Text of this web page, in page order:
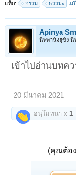
แท็ก: กรรม ธรรมะ แก้
Apinya
นิพพานังสุขัง นิ
เข้าไปอ่านบทค
20 มีนาคม 2021
อนุโมทนา x1
(คุณต้อง